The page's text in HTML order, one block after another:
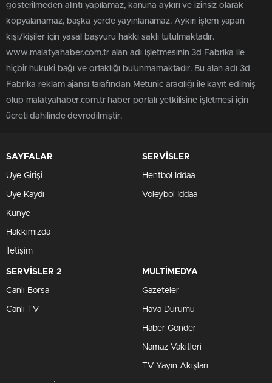
gösterilmeden alıntı yapılamaz, kanuna aykırı ve izinsiz olarak
kopyalanamaz, başka yerde yayınlanamaz. Aykırı işlem yapan
kişi/kişiler için yasal başvuru hakkı saklı tutulmaktadır.
www.malatyahaber.com.tr alan adı işletmesinin 3d Fabrika ile
hiçbir hukuki bağı ve ortaklığı bulunmamaktadır. Bu alan adı 3d
Fabrika reklam ajansı tarafından Metunic aracılığı ile kayıt edilmiş
olup malatyahaber.com.tr haber portalı yetkilisine işletmesi için
ücreti dahilinde devredilmiştir.
SAYFALAR
Üye Girişi
Üye Kaydı
Künye
Hakkımızda
İletişim
SERVİSLER
Hentbol İddaa
Voleybol İddaa
SERVİSLER 2
Canlı Borsa
Canlı TV
MULTİMEDYA
Gazeteler
Hava Durumu
Haber Gönder
Namaz Vakitleri
TV Yayın Akışları